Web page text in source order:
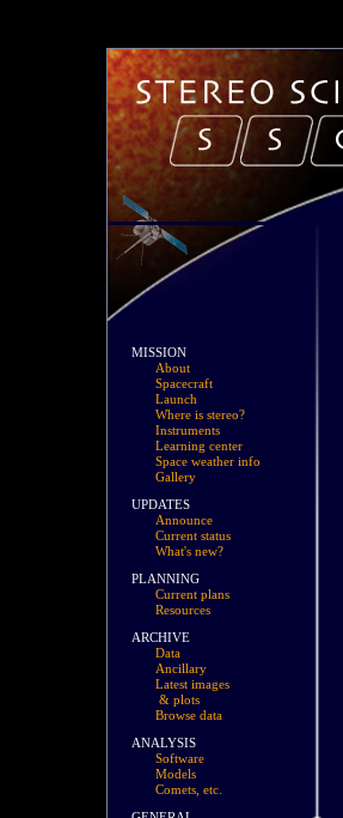
MISSION
About
Spacecraft
Launch
Where is stereo?
Instruments
Learning center
Space weather info
Gallery
UPDATES
Announce
Current status
What's new?
PLANNING
Current plans
Resources
ARCHIVE
Data
Ancillary
Latest images
& plots
Browse data
ANALYSIS
Software
Models
Comets, etc.